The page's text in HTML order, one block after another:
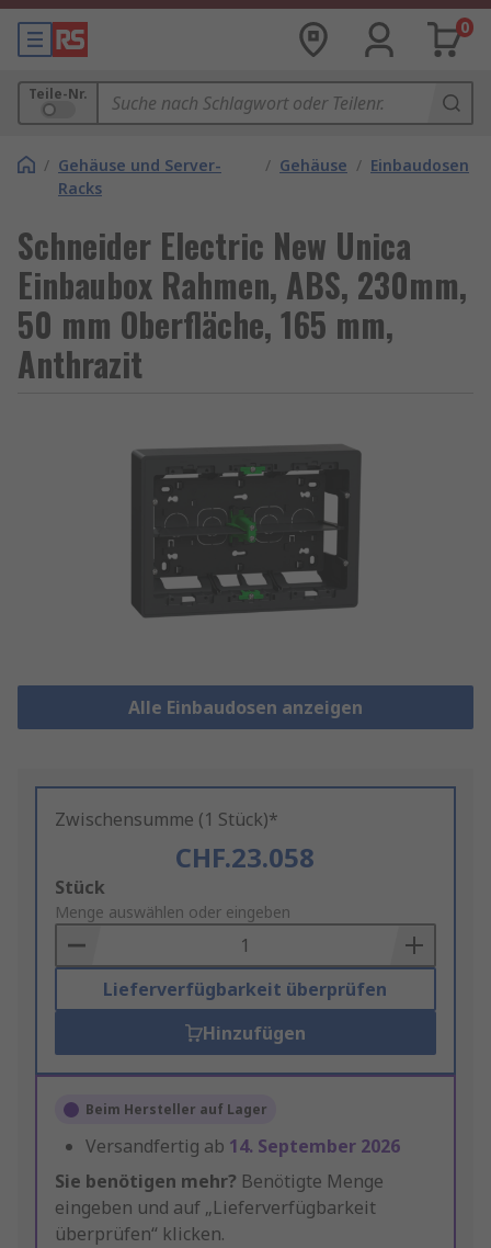
0
Teile-Nr.
/ Gehäuse und Server-
Racks
/ Gehäuse / Einbaudosen
Schneider Electric New Unica
Einbaubox Rahmen, ABS, 230mm,
50 mm Oberfläche, 165 mm,
Anthrazit
Alle Einbaudosen anzeigen
Zwischensumme (1 Stück)*
CHF.23.058
Add
to
Basket
Stück
Menge auswählen oder eingeben
Lieferverfügbarkeit überprüfen
Hinzufügen
Beim Hersteller auf Lager
Versandfertig ab 14. September 2026
Sie benötigen mehr? Benötigte Menge
eingeben und auf „Lieferverfügbarkeit
überprüfen“ klicken.